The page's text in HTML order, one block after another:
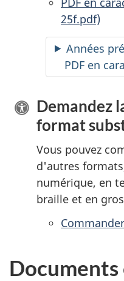
25f.pdf)
Années
PDF en
Demandez
format
Vous pouvez
d'autres
numérique, en
braille et en
Documents